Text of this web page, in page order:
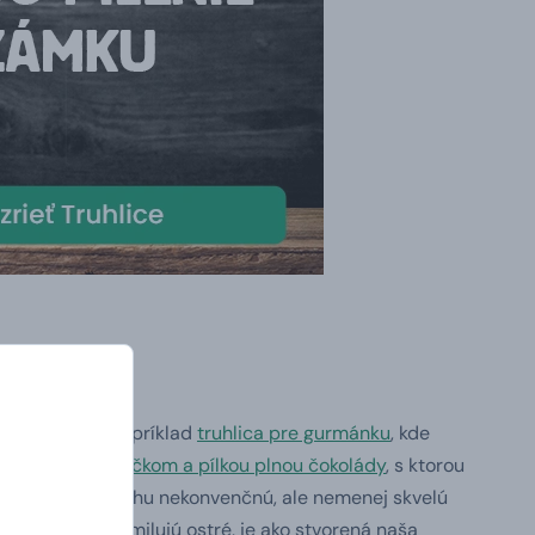
potešia napríklad truhlica pre gurmánku, kde
so zámočkom a pílkou plnou čokolády, s ktorou
aj trochu nekonvenčnú, ale nemenej skvelú
dámy, ktoré milujú ostré, je ako stvorená naša